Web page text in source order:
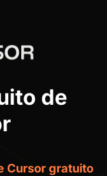
de
Cursor gratuito